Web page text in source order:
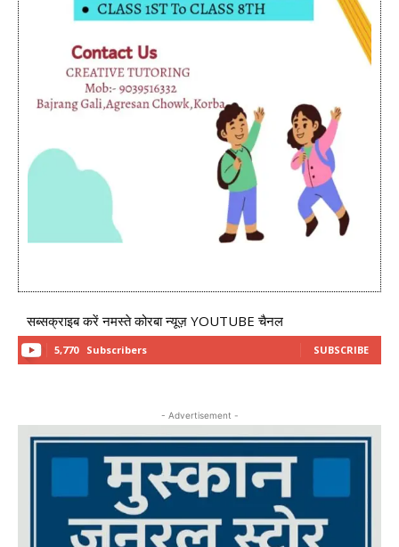
सब्सक्राइब करें नमस्ते कोरबा न्यूज़ YOUTUBE चैनल
5,770 Subscribers SUBSCRIBE
- Advertisement -